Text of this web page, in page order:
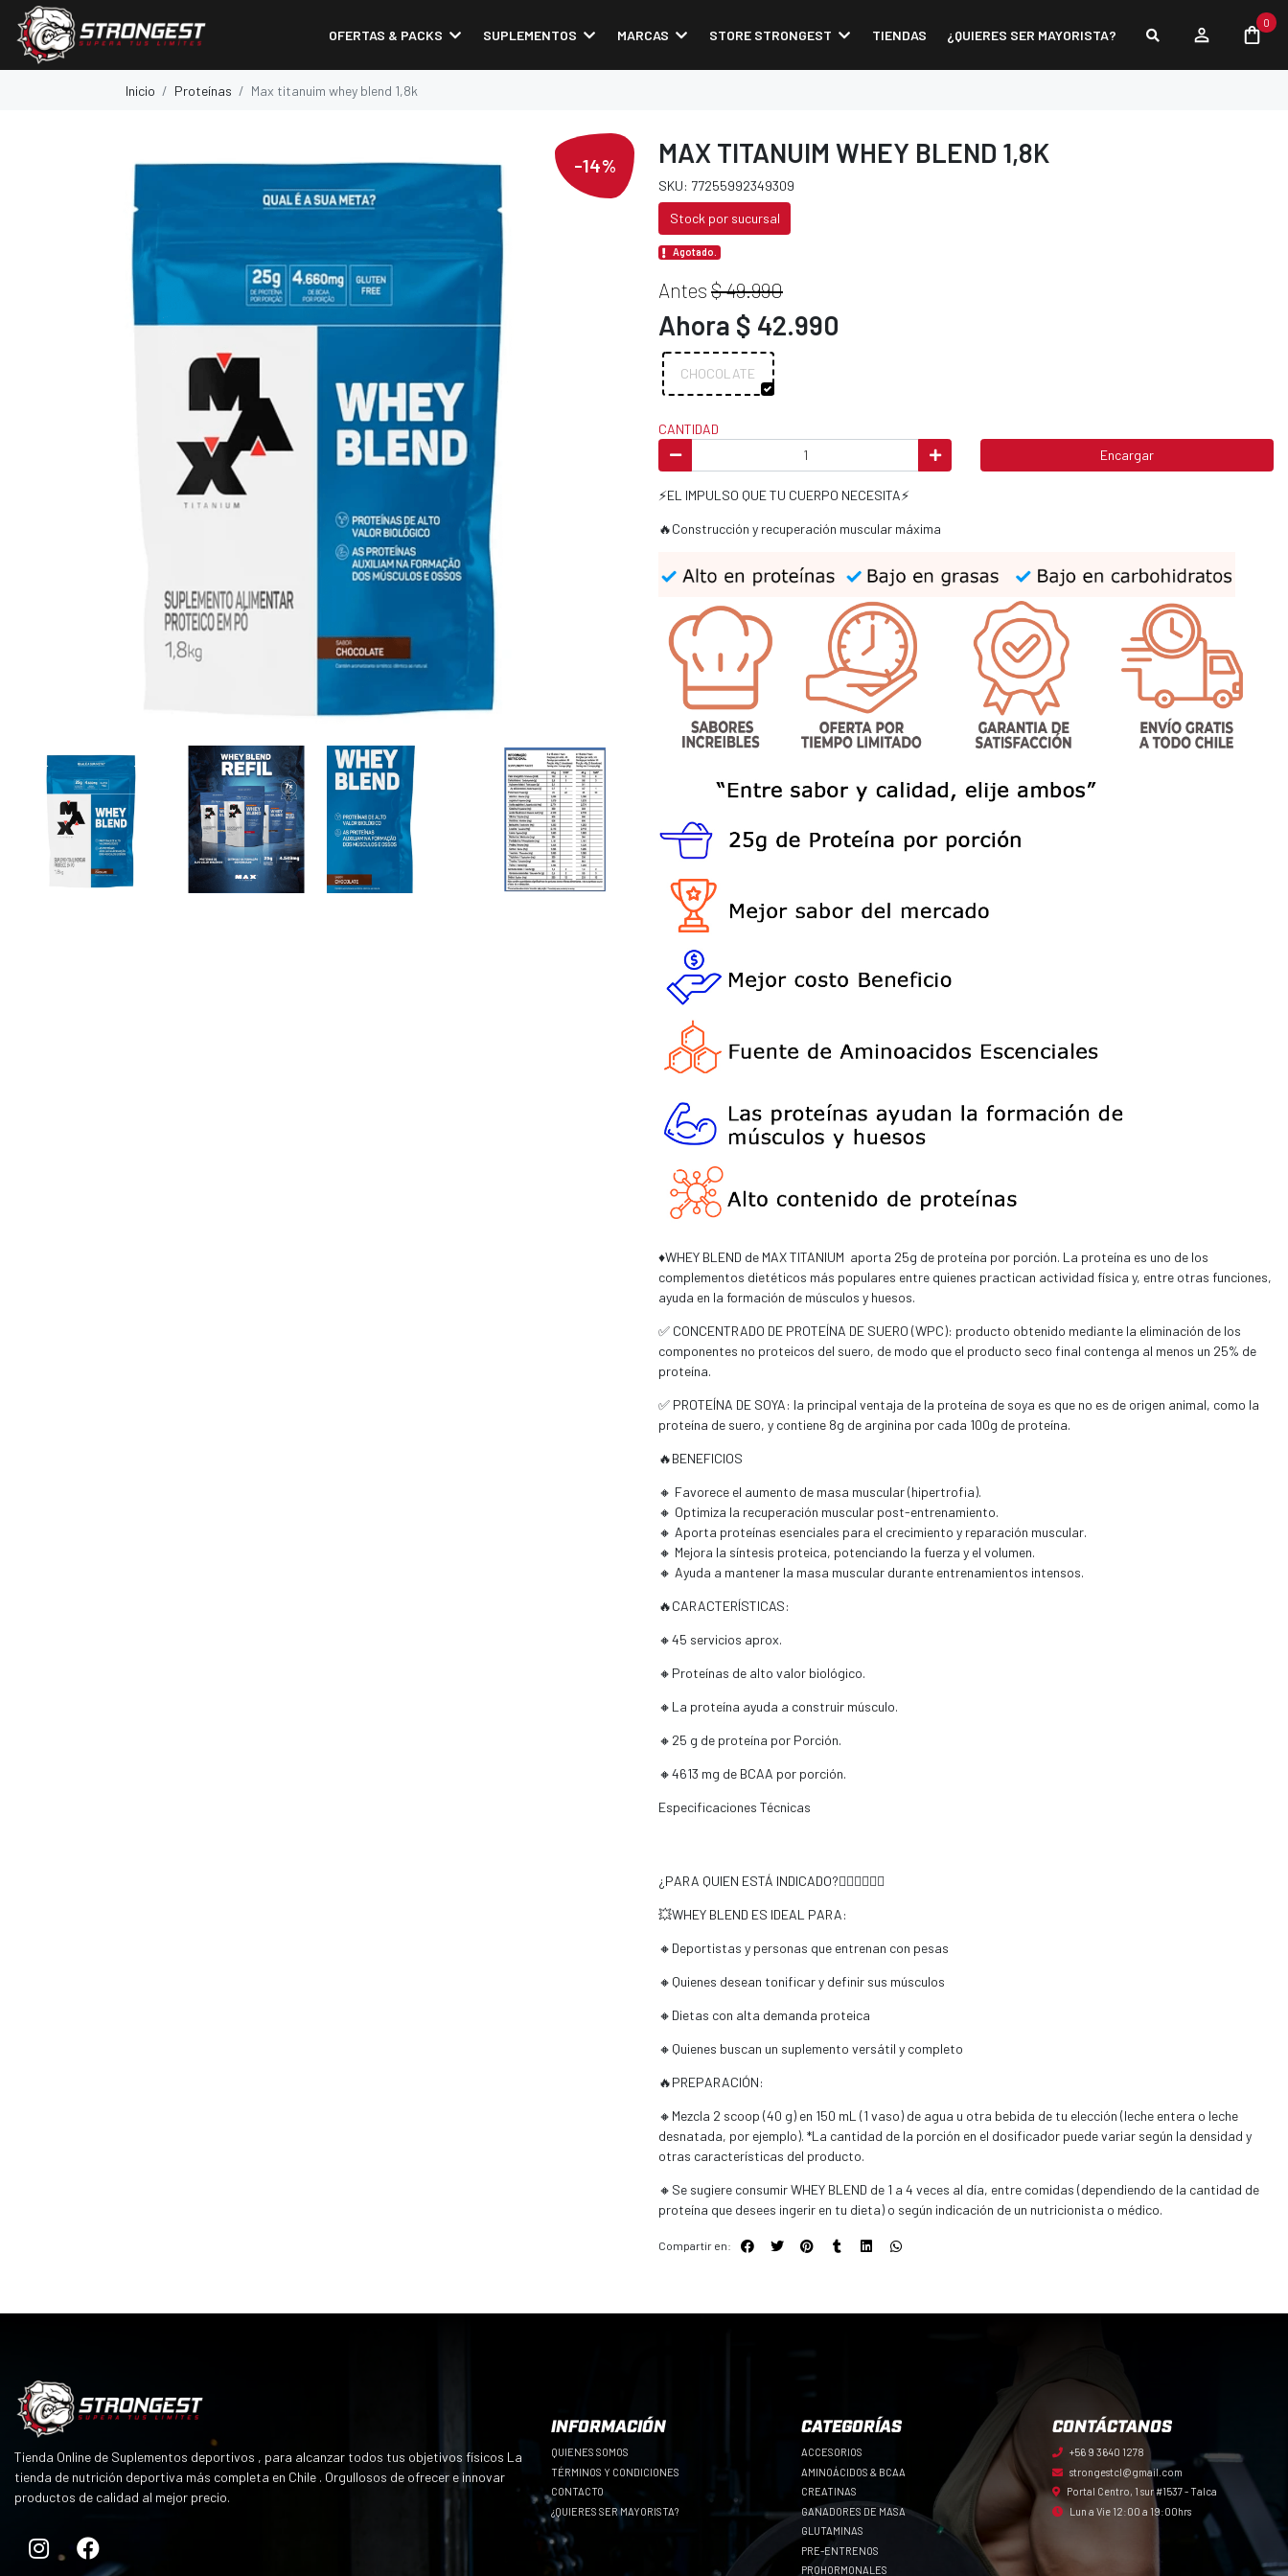
OFERTAS & PACKS SUPLEMENTOS MARCAS STORE STRONGEST TIENDAS ¿QUIERES SER MAYORISTA?
0
Inicio Proteínas Max titanuim whey blend 1,8k
-14% MAX TITANUIM WHEY BLEND 1,8K
SKU: 77255992349309
Stock por sucursal
Agotado.
Antes $ 49.990
Ahora $ 42.990
CHOCOLATE
CANTIDAD
Encargar
⚡EL IMPULSO QUE TU CUERPO NECESITA⚡
🔥Construcción y recuperación muscular máxima
♦️WHEY BLEND de MAX TITANIUM aporta 25g de proteína por porción. La proteína es uno de los
complementos dietéticos más populares entre quienes practican actividad física y, entre otras funciones,
ayuda en la formación de músculos y huesos.
✅ CONCENTRADO DE PROTEÍNA DE SUERO (WPC): producto obtenido mediante la eliminación de los
componentes no proteicos del suero, de modo que el producto seco final contenga al menos un 25% de
proteína.
✅ PROTEÍNA DE SOYA: la principal ventaja de la proteína de soya es que no es de origen animal, como la
proteína de suero, y contiene 8g de arginina por cada 100g de proteína.
🔥BENEFICIOS
🔸 Favorece el aumento de masa muscular (hipertrofia).
🔸 Optimiza la recuperación muscular post-entrenamiento.
🔸 Aporta proteínas esenciales para el crecimiento y reparación muscular.
🔸 Mejora la síntesis proteica, potenciando la fuerza y el volumen.
🔸 Ayuda a mantener la masa muscular durante entrenamientos intensos.
🔥CARACTERÍSTICAS:
🔸45 servicios aprox.
🔸Proteínas de alto valor biológico.
🔸La proteína ayuda a construir músculo.
🔸25 g de proteína por Porción.
🔸4613 mg de BCAA por porción.
Especificaciones Técnicas
¿PARA QUIEN ESTÁ INDICADO?🚴‍♂️🏋️‍♀️🏃‍♀️
💥WHEY BLEND ES IDEAL PARA:
🔸Deportistas y personas que entrenan con pesas
🔸Quienes desean tonificar y definir sus músculos
🔸Dietas con alta demanda proteica
🔸Quienes buscan un suplemento versátil y completo
🔥PREPARACIÓN:
🔸Mezcla 2 scoop (40 g) en 150 mL (1 vaso) de agua u otra bebida de tu elección (leche entera o leche
desnatada, por ejemplo). *La cantidad de la porción en el dosificador puede variar según la densidad y
otras características del producto.
🔸Se sugiere consumir WHEY BLEND de 1 a 4 veces al día, entre comidas (dependiendo de la cantidad de
proteína que desees ingerir en tu dieta) o según indicación de un nutricionista o médico.
Compartir en:
Tienda Online de Suplementos deportivos , para alcanzar todos tus objetivos físicos La
tienda de nutrición deportiva más completa en Chile . Orgullosos de ofrecer e innovar
productos de calidad al mejor precio.
INFORMACIÓN
QUIENES SOMOS
TÉRMINOS Y CONDICIONES
CONTACTO
¿QUIERES SER MAYORISTA?
CATEGORÍAS
ACCESORIOS
AMINOÁCIDOS & BCAA
CREATINAS
GANADORES DE MASA
GLUTAMINAS
PRE-ENTRENOS
PROHORMONALES
CONTÁCTANOS
+56 9 3640 1278
strongestcl@gmail.com
Portal Centro, 1 sur #1537 - Talca
Lun a Vie 12:00 a 19:00hrs